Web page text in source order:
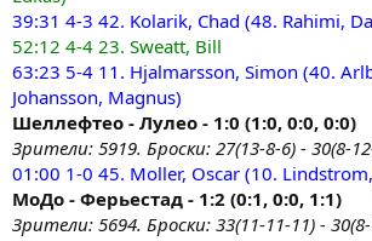
39:31 4-3 42. Kolarik, Chad (48. Rahimi,
52:12 4-4 23. Sweatt, Bill
63:23 5-4 11. Hjalmarsson, Simon (40.
Johansson, Magnus)
Шеллефтео - Лулео - 1:0 (1:0, 0:0, 0:0)
Зрители: 5919. Броски: 27(13-8-6) - 30(8-
01:00 1-0 45. Moller, Oscar (10.
МоДо - Ферьестад - 1:2 (0:1, 0:0, 1:1)
Зрители: 5694. Броски: 33(11-11-11) -